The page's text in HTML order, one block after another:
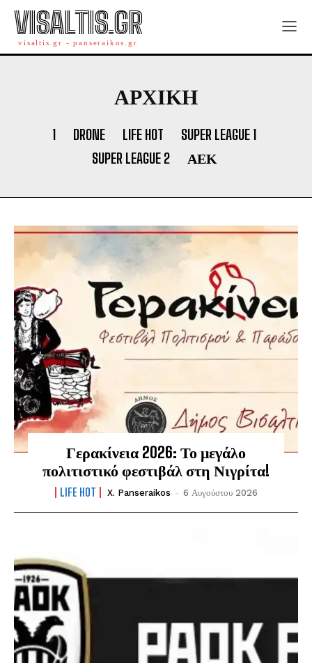
VISALTIS.GR
visaltis.gr - panseraikos.gr
ΑΡΧΙΚΗ
1 DRONE LIFE HOT
SUPER LEAGUE 1
SUPER LEAGUE 2
ΑΕΚ
Γερακίνεια 2026: Το μεγάλο
πολιτιστικό φεστιβάλ στη Νιγρίτα!
LIFE HOT X. Panseraikos - 6 Αυγούστου 2026